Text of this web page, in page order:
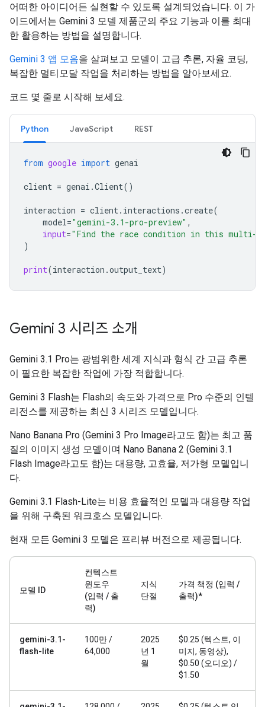
어떠한 아이디어든 실현할 수 있도록 설계되었습니다. 이 가
이드에서는 Gemini 3 모델 제품군의 주요 기능과 이를 최대
한 활용하는 방법을 설명합니다.
Gemini 3 앱 모음을 살펴보고 모델이 고급 추론, 자율 코딩,
복잡한 멀티모달 작업을 처리하는 방법을 알아보세요.
코드 몇 줄로 시작해 보세요.
Python JavaScript REST
from google import genai
client = genai .Client()
interaction = client. interactions .create(
model="gemini-3.1-pro-preview" ,
input="Find the race condition in this multi-
)
print(interaction .output_text)
Gemini 3 시리즈 소개
Gemini 3.1 Pro는 광범위한 세계 지식과 형식 간 고급 추론
이 필요한 복잡한 작업에 가장 적합합니다.
Gemini 3 Flash는 Flash의 속도와 가격으로 Pro 수준의 인텔
리전스를 제공하는 최신 3 시리즈 모델입니다.
Nano Banana Pro (Gemini 3 Pro Image라고도 함)는 최고 품
질의 이미지 생성 모델이며 Nano Banana 2 (Gemini 3.1
Flash Image라고도 함)는 대용량, 고효율, 저가형 모델입니
다.
Gemini 3.1 Flash-Lite는 비용 효율적인 모델과 대용량 작업
을 위해 구축된 워크호스 모델입니다.
현재 모든 Gemini 3 모델은 프리뷰 버전으로 제공됩니다.
모델 ID
컨텍스트
윈도우
(입력 / 출
력)
지식
단절
가격 책정 (입력 /
출력)*
gemini-3.1-
flash-lite
100만 /
64,000
2025
년 1
월
$0.25 (텍스트, 이
미지, 동영상),
$0.50 (오디오) /
$1.50